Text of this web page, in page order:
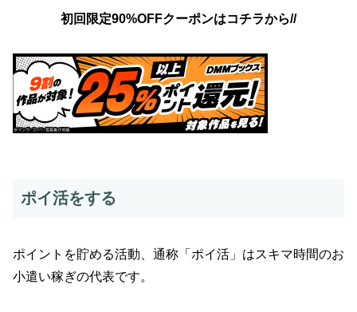
初回限定90%OFFクーポンはコチラから//
ポイ活をする
ポイントを貯める活動、通称「ポイ活」はスキマ時間のお
小遣い稼ぎの代表です。